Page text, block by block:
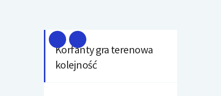
Korfanty gra terenowa
kolejność